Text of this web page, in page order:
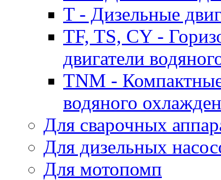
T - Дизельные
TF, TS, CY -
двигатели
TNM -
водяного
Для сварочных
Для дизельных
Для мотопомп